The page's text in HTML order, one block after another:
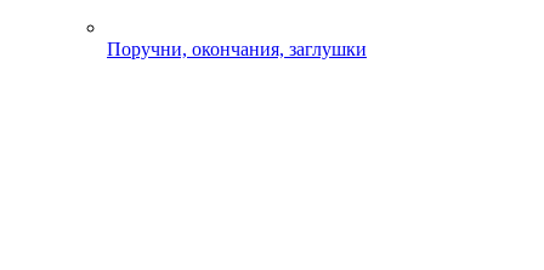
Поручни, окончания, заглушки